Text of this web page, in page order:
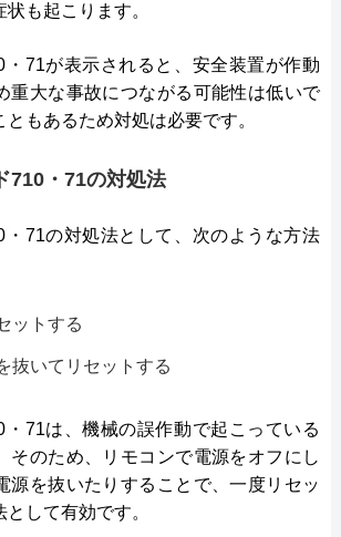
も起こります。
・71が表示されると、安全装置が作動
重大な事故につながる可能性は低いで
もあるため対処は必要です。
710・71の対処法
・71の対処法として、次のような方法
ットする
抜いてリセットする
・71は、機械の誤作動で起こっている
そのため、リモコンで電源をオフにし
源を抜いたりすることで、一度リセッ
として有効です。